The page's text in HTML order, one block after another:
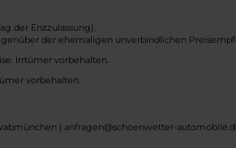
der Erstzulassung).
der ehemaligen unverbindlichen
Irrtümer vorbehalten.
vorbehalten.
| anfragen@schoenwetter-